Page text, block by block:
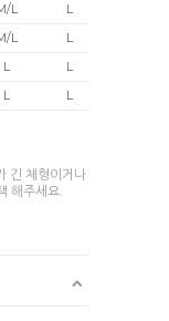
L
L
L
L
L
L
L L
긴 체형이거나
해주세요.